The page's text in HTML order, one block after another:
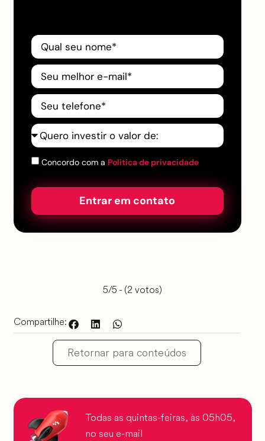
Concordo com a Política de privacidade
Entrar em contato
5/5 - (2 votos)
Compartilhe:
Retornar para conteúdos
Todas as quintas-feiras, às 05h05,
no seu e-mail